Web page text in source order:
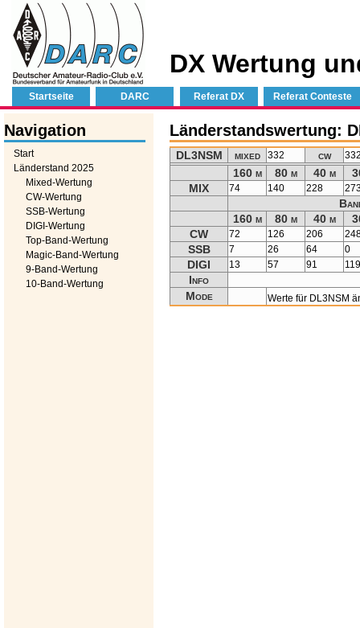
DX Wertung
Startseite DARC Referat DX Referat Conteste
Navigation
Start
Länderstand 2025
Mixed-Wertung
CW-Wertung
SSB-Wertung
DIGI-Wertung
Top-Band-Wertung
Magic-Band-Wertung
9-Band-Wertung
10-Band-Wertung
Länderstandswertung:
DL3NSM mixed 332 cw
160 m 80 m 40 m
MIX
74 140 228
160 m
80 m 40 m
CW
72 126 206
SSB 7 26 64 0
DIGI 13 57 91
Info
Mode
Werte für DL3NSM